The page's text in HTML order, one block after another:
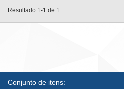
Resultado 1-1 de 1.
Conjunto de itens: